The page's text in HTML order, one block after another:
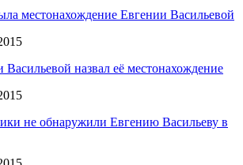
местонахождение Евгении Васильевой
назвал её местонахождение
не обнаружили Евгению Васильеву в